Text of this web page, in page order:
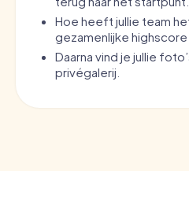
Hoe heeft jullie team
gezamenlijke
Daarna vind je jullie
privégalerij.